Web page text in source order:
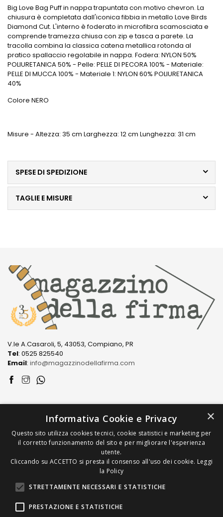
Big Love Bag Puff in nappa trapuntata con motivo chevron. La
chiusura è completata dall'iconica fibbia in metallo Love Birds
Diamond Cut. L'interno è foderato in microfibra scamosciata e
comprende tramezza chiusa con zip e tasca a parete. La
tracolla combina la classica catena metallica rotonda al
pratico spallaccio regolabile in nappa. Fodera: NYLON 50%
POLIURETANICA 50% - Pelle: PELLE DI PECORA 100% - Materiale:
PELLE DI MUCCA 100% - Materiale 1: NYLON 60% POLIURETANICA
40%
Colore NERO
Misure - Altezza: 35 cm Larghezza: 12 cm Lunghezza: 31 cm
SPESE DI SPEDIZIONE
TAGLIE E MISURE
V.le A.Casaroli, 5, 43053, Compiano, PR
Tel: 0525 825540
Email: info@magazzinodellafirma.com
PRODOTTI
COME ACQUISTARE
×
Informativa Cookie e Privacy
Questo sito utilizza cookies tecnici, cookie statistici e marketing per
il corretto funzionamento del sito e per migliorare l'esperienza
utente.
Cliccando su ACCETTO si presta il consenso all'uso dei cookie. Leggi
la Policy
STRETTAMENTE NECESSARI E STATISTICHE
PRESTAZIONE E STATISTICHE